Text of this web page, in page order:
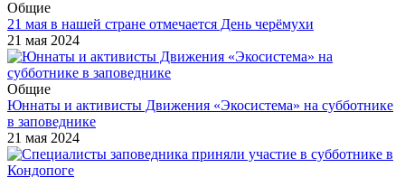
Общие
21 мая в нашей стране отмечается День черёмухи
21 мая 2024
Общие
Юннаты и активисты Движения «Экосистема» на субботнике
в заповеднике
21 мая 2024